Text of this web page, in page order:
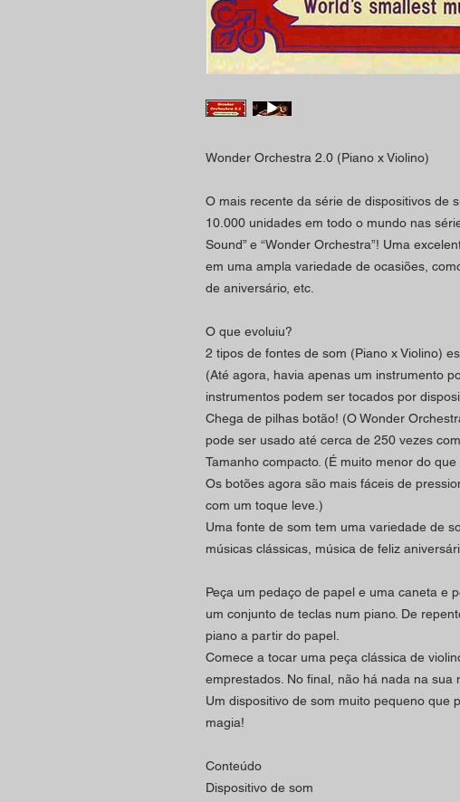
Wonder Orchestra 2.0 (Piano x Violino)
O mais recente da série de dispositivos de
10.000 unidades em todo o mundo nas
Sound” e “Wonder Orchestra”! Uma
em uma ampla variedade de ocasiões,
de aniversário, etc.
O que evoluiu?
2 tipos de fontes de som (Piano x Violino)
(Até agora, havia apenas um instrumento
instrumentos podem ser tocados por
Chega de pilhas botão! (O Wonder
pode ser usado até cerca de 250 vezes
Tamanho compacto. (É muito menor do
Os botões agora são mais fáceis de
com um toque leve.)
Uma fonte de som tem uma variedade de
músicas clássicas, música de feliz
Peça um pedaço de papel e uma caneta e
um conjunto de teclas num piano. De
piano a partir do papel.
Comece a tocar uma peça clássica de
emprestados. No final, não há nada na sua
Um dispositivo de som muito pequeno que
magia!
Conteúdo
Dispositivo de som